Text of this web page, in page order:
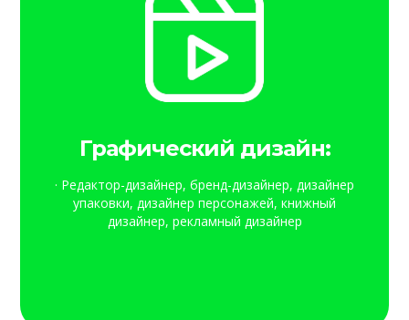
Графический дизайн:
· Редактор-дизайнер, бренд-дизайнер, дизайнер
упаковки, дизайнер персонажей, книжный
дизайнер, рекламный дизайнер